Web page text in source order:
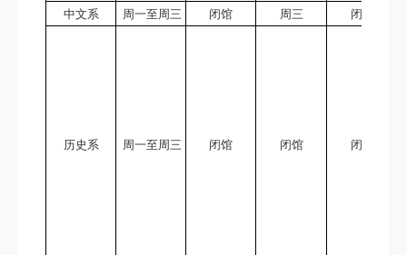
中文系
周一至周三 闭馆 周三 闭馆
历史系 周一至周三 闭馆 闭馆 闭馆